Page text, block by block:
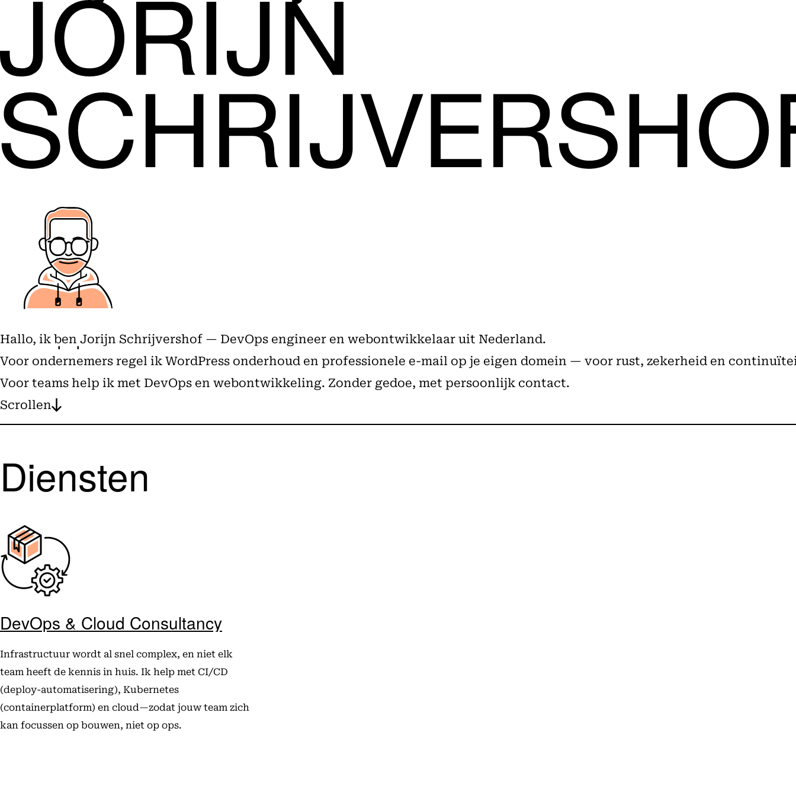
Hallo, ik ben Jorijn Schrijvershof — DevOps engineer en webontwikkelaar uit Nederland.
Voor ondernemers regel ik WordPress onderhoud en professionele e-mail op je eigen domein — voor rust, zekerheid en
Voor teams help ik met DevOps en webontwikkeling. Zonder gedoe, met persoonlijk contact.
Scrollen
Diensten
DevOps & Cloud Consultancy
Infrastructuur wordt al snel complex, en niet elk
team heeft de kennis in huis. Ik help met CI/CD
(deploy-automatisering), Kubernetes
(containerplatform) en cloud—zodat jouw team zich
kan focussen op bouwen, niet op ops.